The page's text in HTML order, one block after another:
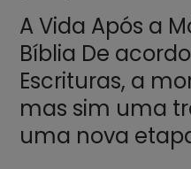
A Vida Após a
Bíblia De
Escrituras, a
mas sim uma
uma nova